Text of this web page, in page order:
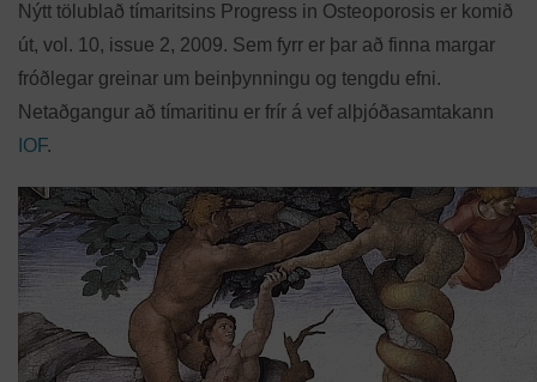
Nýtt tölublað tímaritsins Progress in Osteoporosis er komið
út, vol. 10, issue 2, 2009. Sem fyrr er þar að finna margar
fróðlegar greinar um beinþynningu og tengdu efni.
Netaðgangur að tímaritinu er frír á vef alþjóðasamtakann
IOF.